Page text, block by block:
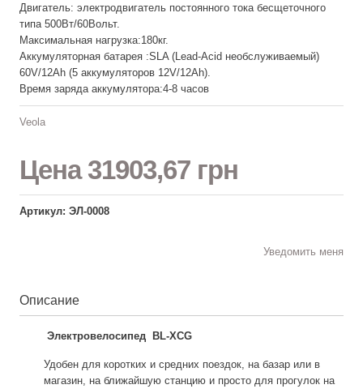
Двигатель: электродвигатель постоянного тока бесщеточного
типа 500Вт/60Вольт.
Максимальная нагрузка:180кг.
Аккумуляторная батарея :SLA (Lead-Acid необслуживаемый)
60V/12Ah (5 аккумуляторов 12V/12Ah).
Время заряда аккумулятора:4-8 часов
Veola
Цена31903,67 грн
Артикул: ЭЛ-0008
Уведомить меня
Описание
Электровелосипед BL-XCG
Удобен для коротких и средних поездок, на базар или в
магазин, на ближайшую станцию и просто для прогулок на